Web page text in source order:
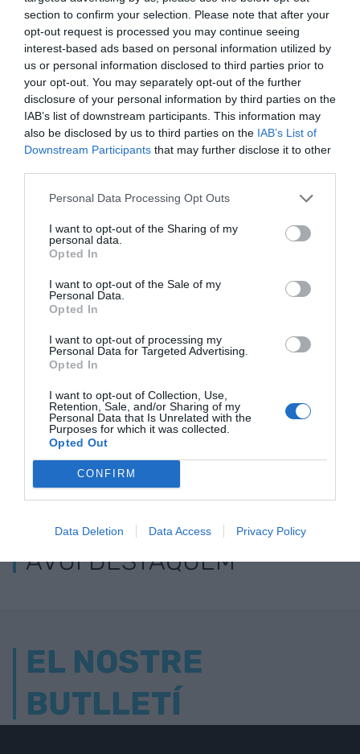
section to confirm your selection. Please note that after your
opt-out request is processed you may continue seeing
interest-based ads based on personal information utilized by
us or personal information disclosed to third parties prior to
your opt-out. You may separately opt-out of the further
disclosure of your personal information by third parties on the
IAB’s list of downstream participants. This information may
also be disclosed by us to third parties on the IAB’s List of
Downstream Participants that may further disclose it to other
Personal Data Processing Opt Outs
I want to opt-out of the Sharing of my
personal data.
Opted In
I want to opt-out of the Sale of my
Personal Data.
Opted In
I want to opt-out of processing my
Personal Data for Targeted Advertising.
Opted In
I want to opt-out of Collection, Use,
Retention, Sale, and/or Sharing of my
Personal Data that Is Unrelated with the
Purposes for which it was collected.
Opted Out
CONFIRM
Data Deletion Data Access Privacy Policy
RELACIONADES
Ball de cadires, Joc
de trons
Abad denuncia que
“vulnera els
estatuts de
Abad,
Cecot
ELS MÉS LLEGITS
AVUI DESTAQUEM
EL NOSTRE
BUTLLETÍ